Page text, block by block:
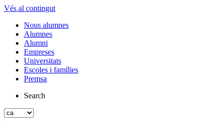
Vés al contingut
Nous alumnes
Alumnes
Alumni
Empreses
Universitats
Escoles i famílies
Premsa
Search